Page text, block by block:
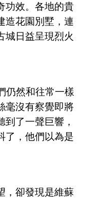
功效。各地的貴
造花園別墅，連
城日益呈現烈火
仍然和往常一樣
毫沒有察覺即將
了一聲巨響，
了，他們以為是
，卻發現是維蘇